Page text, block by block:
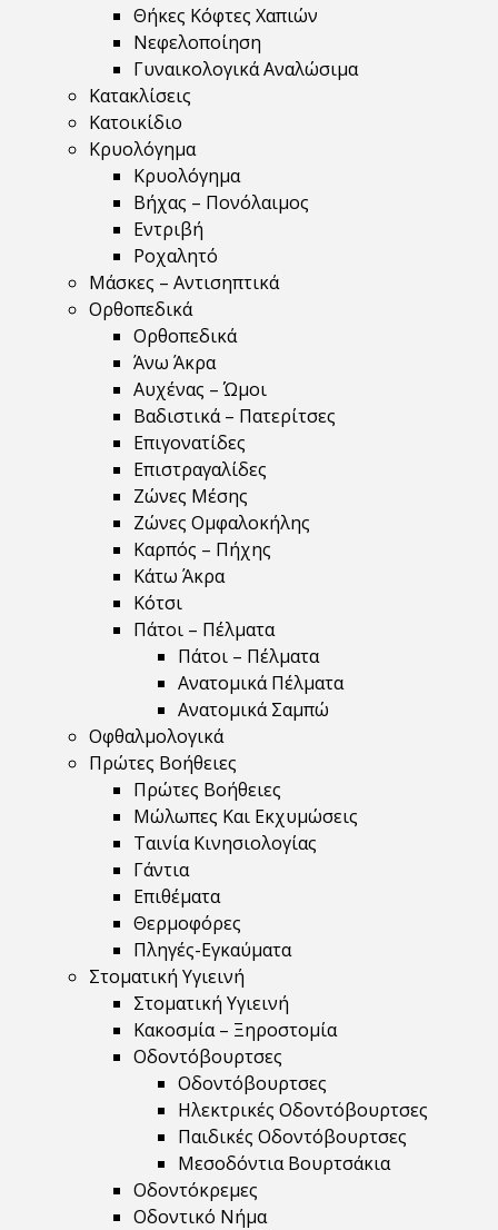
Θήκες Κόφτες Χαπιών
Νεφελοποίηση
Γυναικολογικά Αναλώσιμα
Κατακλίσεις
Κατοικίδιο
Κρυολόγημα
Κρυολόγημα
Βήχας – Πονόλαιμος
Εντριβή
Ροχαλητό
Μάσκες – Αντισηπτικά
Ορθοπεδικά
Ορθοπεδικά
Άνω Άκρα
Αυχένας – Ώμοι
Βαδιστικά – Πατερίτσες
Επιγονατίδες
Επιστραγαλίδες
Ζώνες Μέσης
Ζώνες Ομφαλοκήλης
Καρπός – Πήχης
Κάτω Άκρα
Κότσι
Πάτοι – Πέλματα
Πάτοι – Πέλματα
Ανατομικά Πέλματα
Ανατομικά Σαμπώ
Οφθαλμολογικά
Πρώτες Βοήθειες
Πρώτες Βοήθειες
Μώλωπες Και Εκχυμώσεις
Ταινία Κινησιολογίας
Γάντια
Επιθέματα
Θερμοφόρες
Πληγές-Εγκαύματα
Στοματική Υγιεινή
Στοματική Υγιεινή
Κακοσμία – Ξηροστομία
Οδοντόβουρτσες
Οδοντόβουρτσες
Ηλεκτρικές Οδοντόβουρτσες
Παιδικές Οδοντόβουρτσες
Μεσοδόντια Βουρτσάκια
Οδοντόκρεμες
Οδοντικό Νήμα